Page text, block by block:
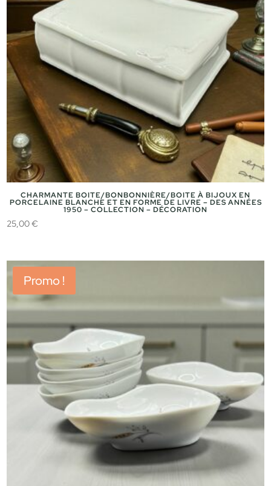
CHARMANTE BOITE/BONBONNIÈRE/BOITE À BIJOUX EN
PORCELAINE BLANCHE ET EN FORME DE LIVRE – DES ANNÉES
1950 – COLLECTION – DÉCORATION
25,00€
Promo !